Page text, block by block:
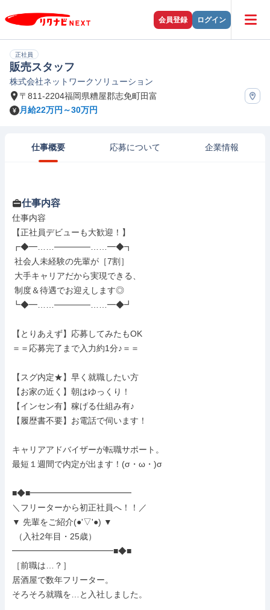
会員登録 ログイン
正社員
販売スタッフ
株式会社ネットワークソリューション
〒811-2204福岡県糟屋郡志免町田富
月給22万円～30万円
仕事概要 応募について 企業情報
仕事内容
仕事内容
【正社員デビューも大歓迎！】
┏◆━……──────……━◆┓
┗◆━……──────……━◆┛
【とりあえず】応募してみたもOK
＝＝応募完了まで入力約1分♪＝＝
【スグ内定★】早く就職したい方
【お家の近く】朝はゆっくり！
【インセン有】稼げる仕組み有♪
【履歴書不要】お電話で伺います！
キャリアアドバイザーが転職サポート。
最短１週間で内定が出ます！(σ・ω・)σ
■◆■━━━━━━━━━━━━
＼フリーターから初正社員へ！！／
▼ 先輩をご紹介(●'▽'●) ▼
━━━━━━━━━━━━■◆■
［前職は…？］
居酒屋で数年フリーター。
そろそろ就職を…と入社しました。